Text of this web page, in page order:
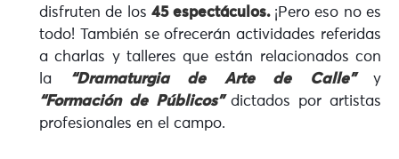
disfruten de los45 espectáculos. ¡Pero eso no es
todo! También se ofrecerán actividades referidas
a charlas y talleres que están relacionados con
la
“Dramaturgia de Arte de Calle”y
“Formación de Públicos”dictados por artistas
profesionales en el campo.